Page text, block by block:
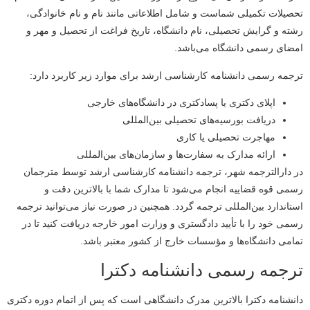
تحصیلات تکمیلی شماست و شامل اطلاعاتی مانند نام و نام خانوادگی،
رشته و گرایش تحصیلی، نام دانشگاه، تاریخ فراغت از تحصیل و مهر و
امضای رسمی دانشگاه می‌باشد.
ترجمه رسمی دانشنامه کارشناسی ارشد برای موارد زیر کاربرد دارد:
اپلای دکتری یا پسادکتری در دانشگاه‌های خارجی
دریافت بورسیه‌های تحصیلی بین‌المللی
مهاجرت تحصیلی یا کاری
ارائه مدارک به سفارت‌ها و سازمان‌های بین‌المللی
در دارالترجمه شهر، ترجمه دانشنامه کارشناسی ارشد توسط مترجمان
رسمی قوه قضاییه انجام می‌شود تا مدارک شما با بالاترین دقت و
استاندارد بین‌المللی ترجمه گردد. همچنین در صورت نیاز می‌توانید ترجمه
رسمی خود را با تأیید دادگستری و وزارت امور خارجه دریافت کنید تا در
تمامی دانشگاه‌ها و مؤسسات خارج از کشور معتبر باشد.
ترجمه رسمی دانشنامه دکترا
دانشنامه دکترا بالاترین مدرک دانشگاهی است که پس از اتمام دوره دکتری